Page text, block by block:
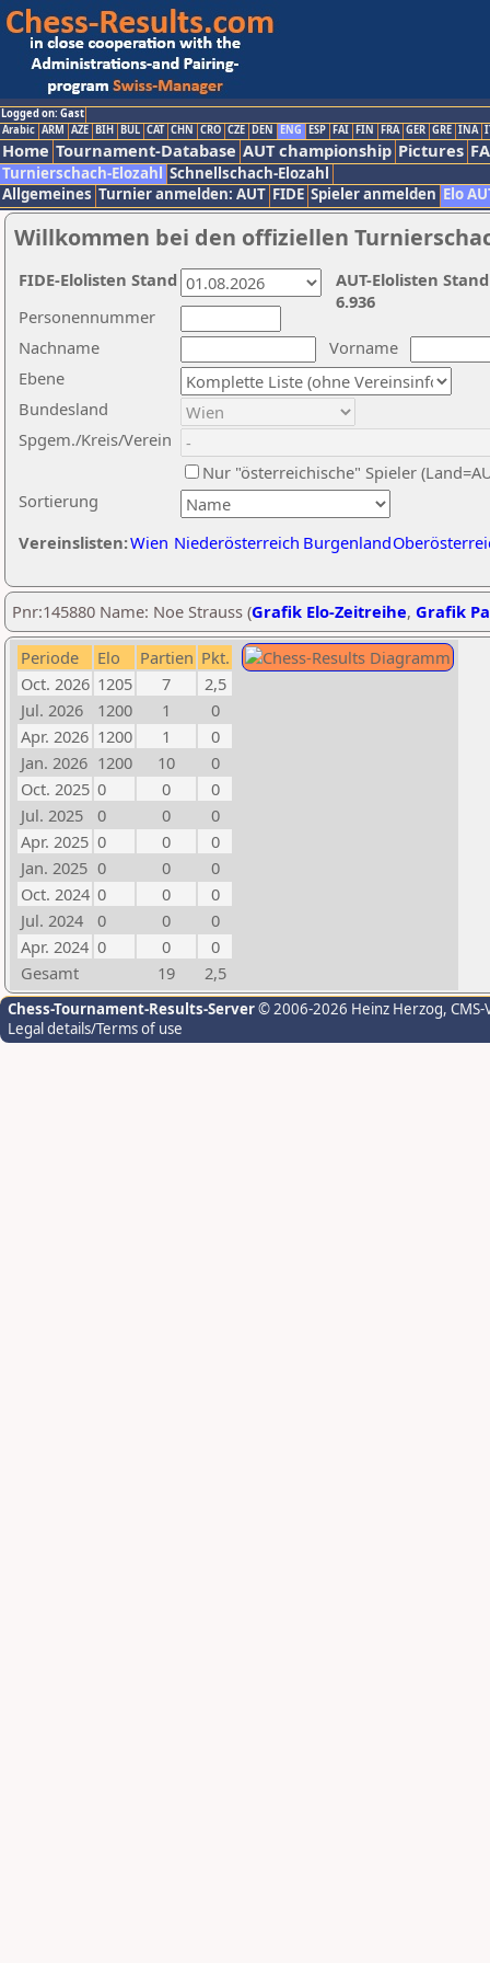
Logged on: Gast
Arabic ARM AZE BIH BUL CAT CHN CRO CZE DEN ENG ESP FAI FIN FRA GER GRE INA
Home Tournament-Database AUT championship Pictures
Turnierschach-Elozahl Schnellschach-Elozahl
Allgemeines Turnier anmelden: AUT FIDE Spieler anmelden Elo
Willkommen bei den offiziellen
Nachname
Vorname
Ebene
Sortierung
Personennummer
Bundesland
Spgem./Kreis/Verein
Nur "österreichische" Spieler
Vereinslisten:Wien Niederösterreich Burgenland
AUT-Elolisten
6.936
FIDE-Elolisten Stand
Pnr:145880 Name: Noe Strauss (Grafik Elo-Zeitreihe, Grafik
Periode Elo Partien Pkt.
Oct. 2026 1205 7
2,5
Jul. 2026
1200 1
0
Apr. 2026 1200 1
0
Jan. 2026 1200 10
0
Oct. 2025 0 0
0
Jul. 2025
0 0
0
Apr. 2025 0 0
0
Jan. 2025 0 0
0
Oct. 2024 0 0
0
Jul. 2024
0 0
0
Apr. 2024 0 0
0
Gesamt
19 2,5
Chess-Tournament-Results-Server© 2006-2026 Heinz Herzog,
Legal details/Terms of use